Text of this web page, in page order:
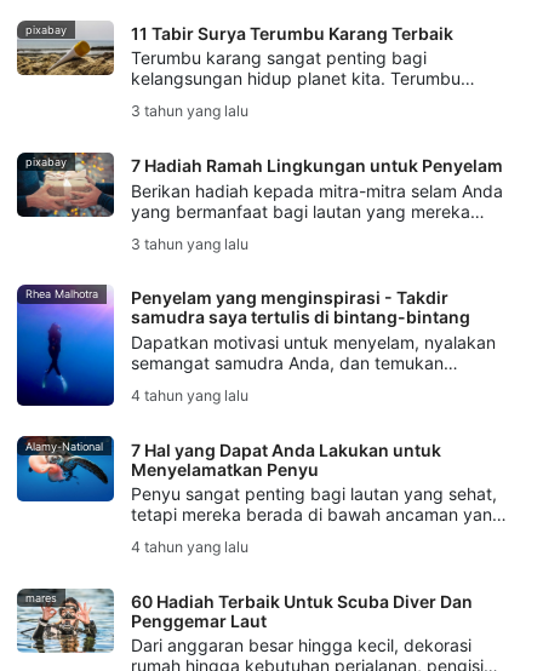
bagi lingkungan jika kita semua berusaha
sedikit. Jika anda ingin
pixabay
11 Tabir Surya Terumbu Karang Terbaik
Terumbu karang sangat penting bagi
kelangsungan hidup planet kita. Terumbu
berayun, dan menjadi rumah bagi banyak
surya yang dikembangkan dengan bahan-
bahan berbahaya yang beracun
3 tahun yang lalu
pixabay
7 Hadiah Ramah Lingkungan untuk Penyelam
Berikan hadiah kepada mitra-mitra selam Anda
yang bermanfaat bagi lautan yang mereka
wetsuit, dan banyak lagi. Dapatkan hadiah
penyelam di sini.
3 tahun yang lalu
Rhea Malhotra
Penyelam yang menginspirasi - Takdir
samudra saya tertulis di bintang-bintang
Dapatkan motivasi untuk menyelam, nyalakan
semangat samudra Anda, dan temukan
penyelam inspiratif terbaru kami. Pelajari lebih
4 tahun yang lalu
Alamy-National
7 Hal yang Dapat Anda Lakukan untuk
Menyelamatkan Penyu
Penyu sangat penting bagi lautan yang sehat,
tetapi mereka berada di bawah ancaman yang
mereka dengan 7 cara terbaik yang dapat
4 tahun yang lalu
mares
60 Hadiah Terbaik Untuk Scuba Diver Dan
Penggemar Laut
Dari anggaran besar hingga kecil, dekorasi
rumah hingga kebutuhan perjalanan, pengisi